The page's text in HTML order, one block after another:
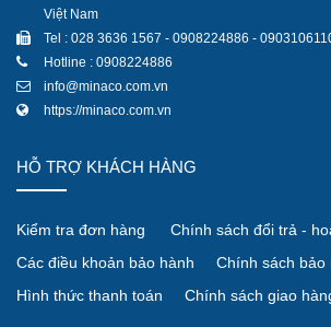
Việt Nam
Tel : 028 3636 1567 - 0908224886 -
Hotline : 0908224886
info@minaco.com.vn
https://minaco.com.vn
HỖ TRỢ KHÁCH HÀNG
Kiểm tra đơn hàng
Chính sách đổi trả -
Các điều khoản bảo hành
Chính sách bảo
Hình thức thanh toán
Chính sách giao